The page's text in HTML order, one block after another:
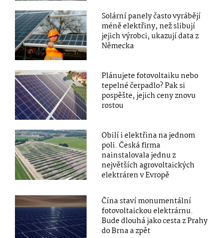
Solární panely často vyrábějí
méně elektřiny, než slibují
jejich výrobci, ukazují data z
Německa
Plánujete fotovoltaiku nebo
tepelné čerpadlo? Pak si
pospěšte, jejich ceny znovu
rostou
Obilí i elektřina na jednom
poli. Česká firma
nainstalovala jednu z
největších agrovoltaických
elektráren v Evropě
Čína staví monumentální
fotovoltaickou elektrárnu.
Bude dlouhá jako cesta z Prahy
do Brna a zpět